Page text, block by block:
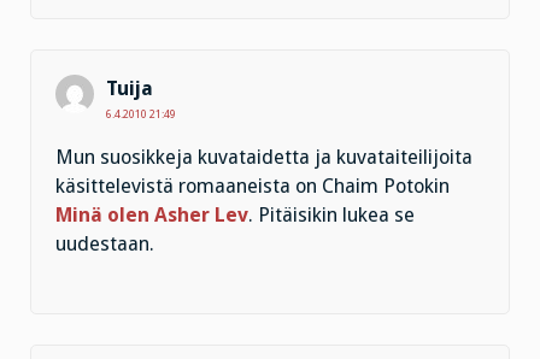
Tuija
6.4.2010 21:49
Mun suosikkeja kuvataidetta ja kuvataiteilijoita
käsittelevistä romaaneista on Chaim Potokin
Minä olen Asher Lev. Pitäisikin lukea se
uudestaan.